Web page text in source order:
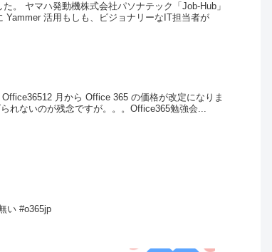
。 ヤマハ発動機株式会社パソナテック「Job-Hub」
Yammer 活用もしも、ビジョナリーなIT担当者が
月から Office 365 の価格が改定になりま
れないのが残念ですが。。。Office365勉強会...
い #o365jp